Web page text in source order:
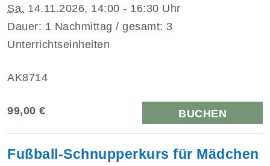
Sa. 14.11.2026, 14:00 - 16:30 Uhr
Dauer: 1 Nachmittag / gesamt: 3
Unterrichtseinheiten
AK8714
99,00 € BUCHEN
Fußball-Schnupperkurs für Mädchen